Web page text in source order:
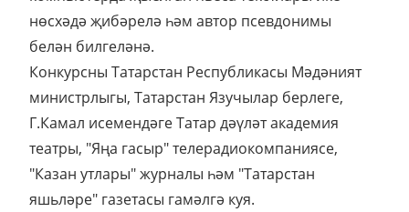
нөсхәдә җибәрелә һәм автор псевдонимы
белән билгеләнә.
Конкурсны Татарстан Республикасы Мәдәният
министрлыгы, Татарстан Язучылар берлеге,
Г.Камал исемендәге Татар дәүләт академия
театры, "Яңа гасыр" телерадиокомпаниясе,
"Казан утлары" журналы һәм "Татарстан
яшьләре" газетасы гамәлгә куя.